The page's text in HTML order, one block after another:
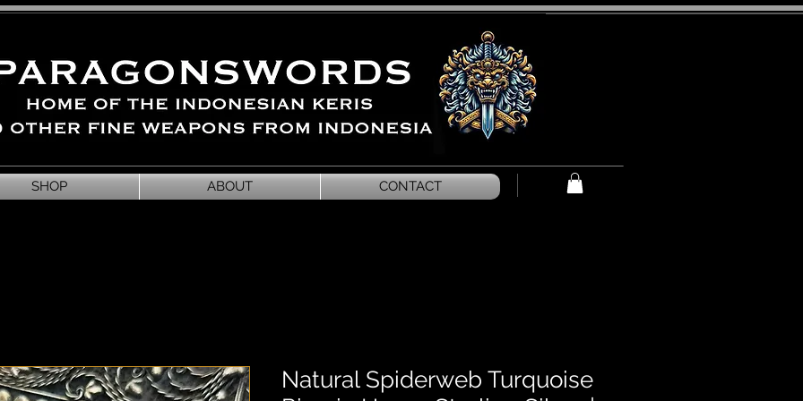
SHOP ABOUT CONTACT
Natural Spiderweb Turquoise